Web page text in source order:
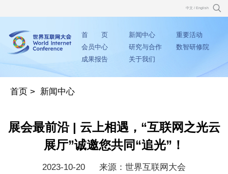
中文 / English
首 页 新闻中心
重要活动
会员中心
研究与合作
数智研修院
成果报告
关于我们
首页 > 新闻中心
展会最前沿 | 云上相遇，“互联网之光云
展厅”诚邀您共同“追光”！
2023-10-20 来源：世界互联网大会